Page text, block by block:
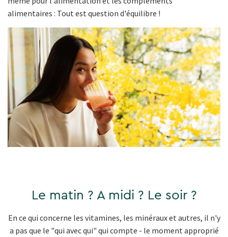
alimentaires : Tout est question d'équilibre !
Le matin ? A midi ? Le soir ?
En ce qui concerne les vitamines, les minéraux et autres, il n'y
a pas que le "qui avec qui" qui compte - le moment approprié